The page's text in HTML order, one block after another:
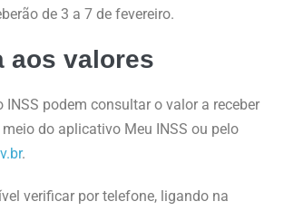
de 3 a 7 de fevereiro.
aos valores
INSS podem consultar o valor a receber
do aplicativo Meu INSS ou pelo
.
verificar por telefone, ligando na